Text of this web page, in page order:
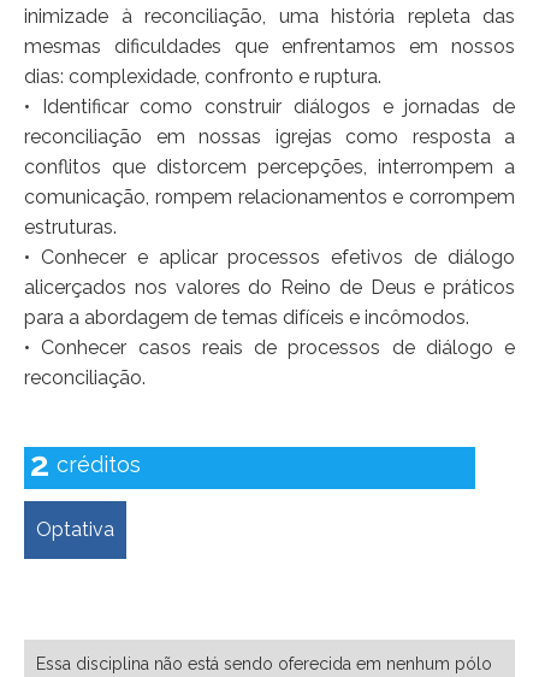
inimizade à reconciliação, uma história repleta das
mesmas dificuldades que enfrentamos em nossos
dias: complexidade, confronto e ruptura.
• Identificar como construir diálogos e jornadas de
reconciliação em nossas igrejas como resposta a
conflitos que distorcem percepções, interrompem a
comunicação, rompem relacionamentos e corrompem
estruturas.
• Conhecer e aplicar processos efetivos de diálogo
alicerçados nos valores do Reino de Deus e práticos
para a abordagem de temas difíceis e incômodos.
• Conhecer casos reais de processos de diálogo e
reconciliação.
2 créditos
Optativa
Essa disciplina não está sendo oferecida em nenhum pólo